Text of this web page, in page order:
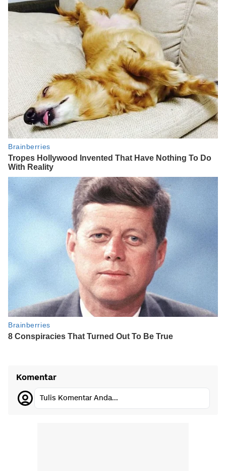
Komentar
Tulis Komentar Anda...